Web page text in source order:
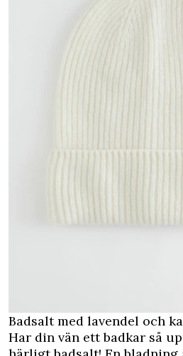
Badsalt med lavendel och
Har din vän ett badkar så